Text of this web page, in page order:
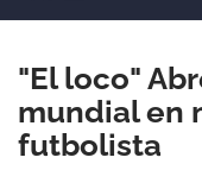
"El loco"
mundial en
futbolista